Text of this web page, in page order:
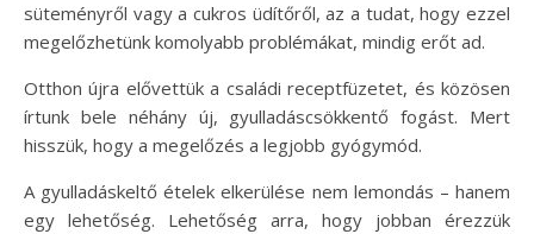
süteményről vagy a cukros üdítőről, az a tudat, hogy ezzel
megelőzhetünk komolyabb problémákat, mindig erőt ad.
Otthon újra elővettük a családi receptfüzetet, és közösen
írtunk bele néhány új, gyulladáscsökkentő fogást. Mert
hisszük, hogy a megelőzés a legjobb gyógymód.
A gyulladáskeltő ételek elkerülése nem lemondás – hanem
egy lehetőség. Lehetőség arra, hogy jobban érezzük